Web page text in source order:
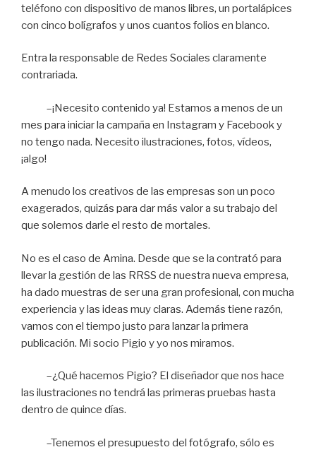
teléfono con dispositivo de manos libres, un portalápices
con cinco bolígrafos y unos cuantos folios en blanco.
Entra la responsable de Redes Sociales claramente
contrariada.
–¡Necesito contenido ya! Estamos a menos de un
mes para iniciar la campaña en Instagram y Facebook y
no tengo nada. Necesito ilustraciones, fotos, vídeos,
¡algo!
A menudo los creativos de las empresas son un poco
exagerados, quizás para dar más valor a su trabajo del
que solemos darle el resto de mortales.
No es el caso de Amina. Desde que se la contrató para
llevar la gestión de las RRSS de nuestra nueva empresa,
ha dado muestras de ser una gran profesional, con mucha
experiencia y las ideas muy claras. Además tiene razón,
vamos con el tiempo justo para lanzar la primera
publicación. Mi socio Pigio y yo nos miramos.
–¿Qué hacemos Pigio? El diseñador que nos hace
las ilustraciones no tendrá las primeras pruebas hasta
dentro de quince días.
–Tenemos el presupuesto del fotógrafo, sólo es